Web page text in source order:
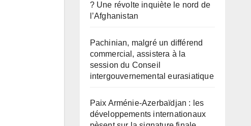
? Une révolte inquiète le nord de
l’Afghanistan
Pachinian, malgré un différend
commercial, assistera à la
session du Conseil
intergouvernemental eurasiatique
Paix Arménie-Azerbaïdjan : les
développements internationaux